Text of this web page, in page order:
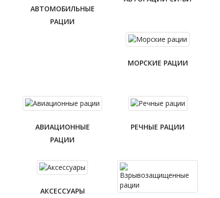
АВТОМОБИЛЬНЫЕ
РАЦИИ
МОРСКИЕ РАЦИИ
АВИАЦИОННЫЕ
РАЦИИ
РЕЧНЫЕ РАЦИИ
АКСЕССУАРЫ